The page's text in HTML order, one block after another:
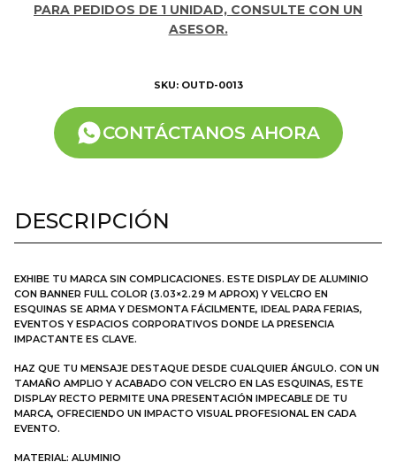
PARA PEDIDOS DE 1 UNIDAD, CONSULTE CON UN
ASESOR.
SKU: OUTD-0013
CONTÁCTANOS AHORA
DESCRIPCIÓN
EXHIBE TU MARCA SIN COMPLICACIONES. ESTE DISPLAY DE ALUMINIO
CON BANNER FULL COLOR (3.03×2.29 M APROX) Y VELCRO EN
ESQUINAS SE ARMA Y DESMONTA FÁCILMENTE, IDEAL PARA FERIAS,
EVENTOS Y ESPACIOS CORPORATIVOS DONDE LA PRESENCIA
IMPACTANTE ES CLAVE.
HAZ QUE TU MENSAJE DESTAQUE DESDE CUALQUIER ÁNGULO. CON UN
TAMAÑO AMPLIO Y ACABADO CON VELCRO EN LAS ESQUINAS, ESTE
DISPLAY RECTO PERMITE UNA PRESENTACIÓN IMPECABLE DE TU
MARCA, OFRECIENDO UN IMPACTO VISUAL PROFESIONAL EN CADA
EVENTO.
MATERIAL: ALUMINIO